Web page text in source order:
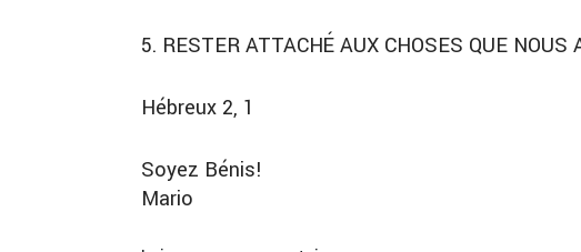
5. RESTER ATTACHÉ AUX CHOSES QUE NOUS
Hébreux 2, 1
Soyez Bénis!
Mario